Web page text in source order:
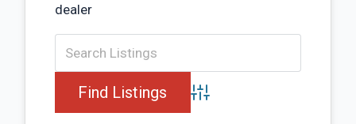
dealer
Advanced Search